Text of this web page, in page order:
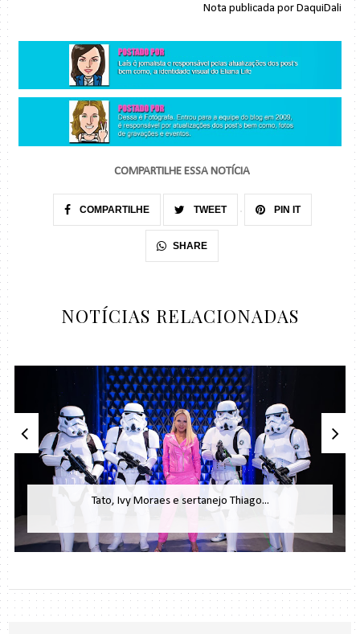
Nota publicada por DaquiDali
COMPARTILHE ESSA NOTÍCIA
COMPARTILHE TWEET PIN IT
SHARE
NOTÍCIAS RELACIONADAS
Tato, Ivy Moraes e sertanejo Thiago...